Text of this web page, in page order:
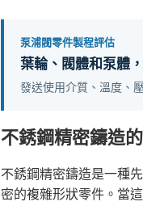
泵浦閥零件製程評估
葉輪、閥體和泵體
發送使用介質、溫度、
不銹鋼精密鑄造
不銹鋼精密鑄造是一種
密的複雜形狀零件。當